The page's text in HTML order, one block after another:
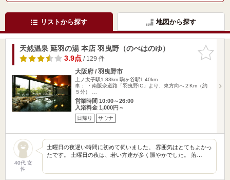
リストから探す 地図から探す
お気に入
りに追加
天然温泉 延羽の湯 本店 羽曳野（のべはのゆ）
3.9点/ 129 件
大阪府 / 羽曳野市
上ノ太子駅1.83km 駒ヶ谷駅1.40km
車： ・南阪奈道路「羽曳野IC」より、東方向へ２Km（約
５分） …
営業時間 10:00～26:00
入浴料金 1,000円～
日帰り サウナ
40代 女
性
土曜日の夜遅い時間に初めて伺いました。 雰囲気はとてもよかっ
たです。 土曜日の夜は、若い方達が多く賑やかでした。 落…